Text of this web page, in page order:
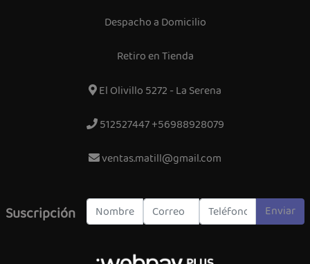
Despacho a Domicilio
Retiro en Tienda
El Olivillo 5272 - La Serena
512527447 +56988928079
ventas.matill@gmail.com
Suscripción Enviar